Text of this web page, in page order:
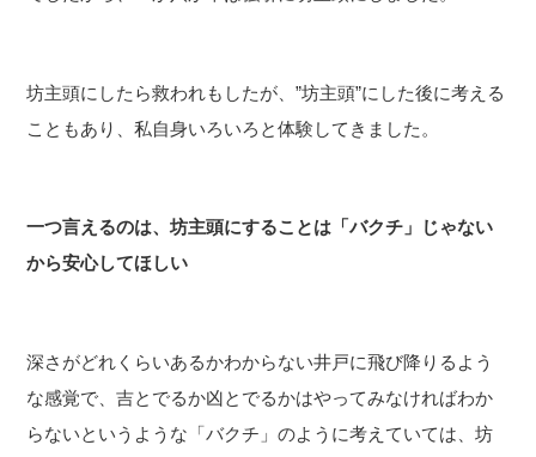
坊主頭にしたら救われもしたが、”坊主頭”にした後に考える
こともあり、私自身いろいろと体験してきました。
一つ言えるのは、坊主頭にすることは「バクチ」じゃない
から安心してほしい
深さがどれくらいあるかわからない井戸に飛び降りるよう
な感覚で、吉とでるか凶とでるかはやってみなければわか
らないというような「バクチ」のように考えていては、坊